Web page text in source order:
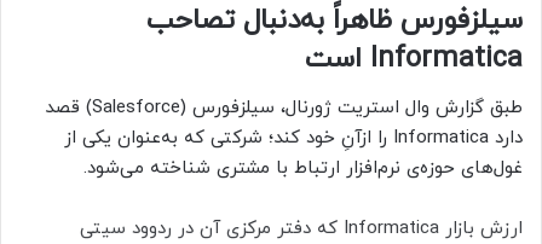
سیلزفورس ظاهراً به‌دنبال تصاحب
Informatica است
طبق گزارش وال استریت ژورنال، سیلزفورس (Salesforce) قصد
دارد Informatica را ازآنِ خود کند؛ شرکتی که به‌عنوان یکی از
غول‌های حوزه‌ی نرم‌افزار ارتباط با مشتری شناخته می‌شود.
ارزش بازار Informatica که دفتر مرکزی آن در ردوود سیتی